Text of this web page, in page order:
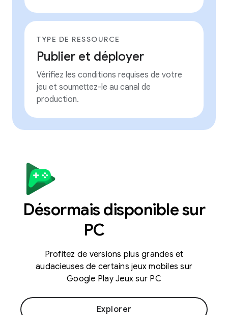
TYPE DE RESSOURCE
Publier et déployer
Vérifiez les conditions requises de votre
jeu et soumettez-le au canal de
production.
Désormais disponible sur
PC
Profitez de versions plus grandes et
audacieuses de certains jeux mobiles sur
Google Play Jeux sur PC
Explorer